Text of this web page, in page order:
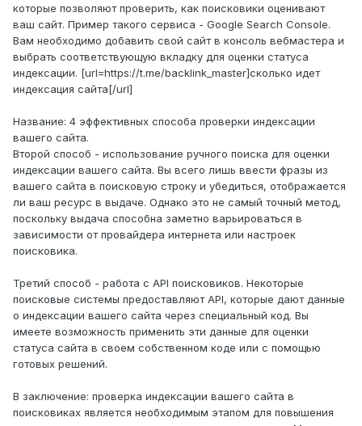
которые позволяют проверить, как поисковики оценивают
ваш сайт. Пример такого сервиса - Google Search Console.
Вам необходимо добавить свой сайт в консоль вебмастера и
выбрать соответствующую вкладку для оценки статуса
индексации. [url=https://t.me/backlink_master]сколько идет
индексация сайта[/url]
Название: 4 эффективных способа проверки индексации
вашего сайта.
Второй способ - использование ручного поиска для оценки
индексации вашего сайта. Вы всего лишь ввести фразы из
вашего сайта в поисковую строку и убедиться, отображается
ли ваш ресурс в выдаче. Однако это не самый точный метод,
поскольку выдача способна заметно варьироваться в
зависимости от провайдера интернета или настроек
поисковика.
Третий способ - работа с API поисковиков. Некоторые
поисковые системы предоставляют API, которые дают данные
о индексации вашего сайта через специальный код. Вы
имеете возможность применить эти данные для оценки
статуса сайта в своем собственном коде или с помощью
готовых решений.
В заключение: проверка индексации вашего сайта в
поисковиках является необходимым этапом для повышения